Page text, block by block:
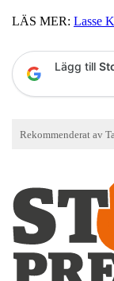
LÄS MER: Lasse
Lägg till